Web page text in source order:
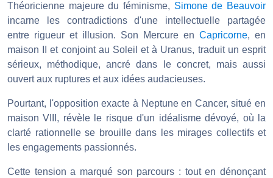
Théoricienne majeure du féminisme, Simone de Beauvoir
incarne les contradictions d'une intellectuelle partagée
entre rigueur et illusion. Son Mercure en Capricorne, en
maison II et conjoint au Soleil et à Uranus, traduit un esprit
sérieux, méthodique, ancré dans le concret, mais aussi
ouvert aux ruptures et aux idées audacieuses.
Pourtant, l'opposition exacte à Neptune en Cancer, situé en
maison VIII, révèle le risque d'un idéalisme dévoyé, où la
clarté rationnelle se brouille dans les mirages collectifs et
les engagements passionnés.
Cette tension a marqué son parcours : tout en dénonçant